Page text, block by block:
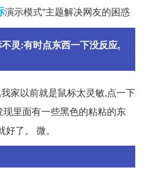
演示模式”主题解决网友的困惑
灵:有时点东西一下没反应,
家以前就是鼠标太灵敏,点一下
里面有一些黑色的粘粘的东
了。 微。